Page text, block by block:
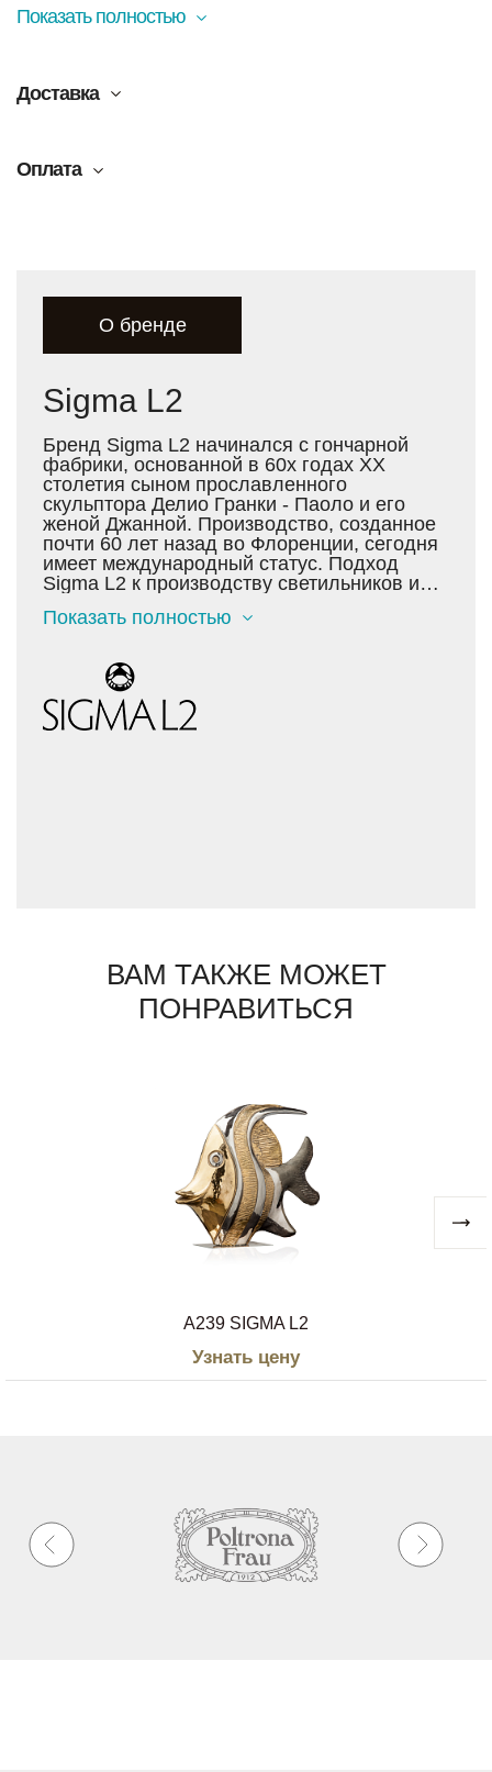
Показать полностью
Доставка
Оплата
О бренде
Sigma L2
Бренд Sigma L2 начинался с гончарной
фабрики, основанной в 60х годах XX
столетия сыном прославленного
скульптора Делио Гранки - Паоло и его
женой Джанной. Производство, созданное
почти 60 лет назад во Флоренции, сегодня
имеет международный статус. Подход
Sigma L2 к производству светильников и
неизменном следовании культуре и
исследованиям всегда приводит мастеров
фабрики к новым, интересным открытиям.
Сегодня они используют множество самых
разнородных материалов: хрусталь,
Показать полностью
ВАМ ТАКЖЕ МОЖЕТ
ПОНРАВИТЬСЯ
A239 SIGMA L2
Узнать цену